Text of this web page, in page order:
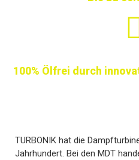
100% Ölfrei durch
TURBONIK hat die
Jahrhundert. Bei den MDT